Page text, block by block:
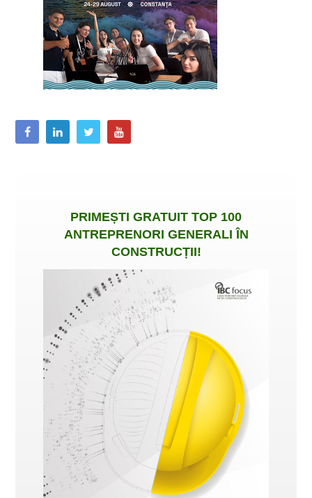
PRIMEȘTI GRATUIT TOP 100
ANTREPRENORI GENERALI ÎN
CONSTRUCȚII!